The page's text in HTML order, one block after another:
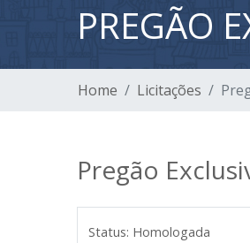
PREGÃO
Home Licitações
Pregão
Status: Homologada